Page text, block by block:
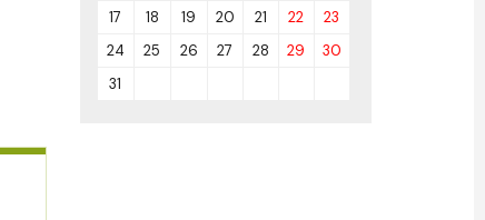
17
18 19 20 21 22
23
24
25 26 27 28 29
30
31